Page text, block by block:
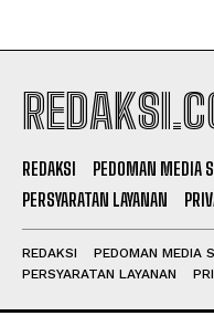
REDAKSI PEDOMAN MEDIA
PERSYARATAN LAYANAN
REDAKSI PEDOMAN MEDIA
PERSYARATAN LAYANAN